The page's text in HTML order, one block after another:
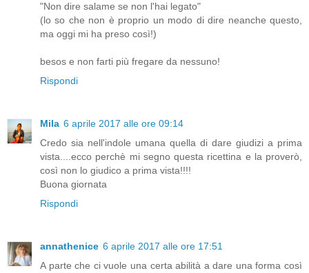
"Non dire salame se non l'hai legato"
(lo so che non è proprio un modo di dire neanche questo,
ma oggi mi ha preso così!)
besos e non farti più fregare da nessuno!
Rispondi
Mila 6 aprile 2017 alle ore 09:14
Credo sia nell'indole umana quella di dare giudizi a prima
vista....ecco perchè mi segno questa ricettina e la proverò,
così non lo giudico a prima vista!!!!
Buona giornata
Rispondi
annathenice 6 aprile 2017 alle ore 17:51
A parte che ci vuole una certa abilità a dare una forma così